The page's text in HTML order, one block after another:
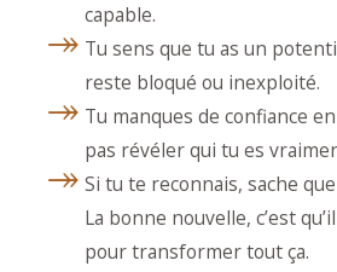
capable.
Tu sens que tu as un
reste bloqué ou inexploité.
Tu manques de confiance
pas révéler qui tu es
Si tu te reconnais, sache
La bonne nouvelle, c’est
pour transformer tout ça.